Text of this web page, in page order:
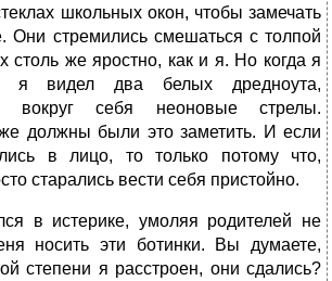
школьных окон, чтобы замечать
Они стремились смешаться с толпой
столь же яростно, как и я. Но когда я
я видел два белых дредноута,
вокруг себя неоновые стрелы.
должны были это заметить. И если
в лицо, то только потому что,
старались вести себя пристойно.
в истерике, умоляя родителей не
носить эти ботинки. Вы думаете,
степени я расстроен, они сдались?